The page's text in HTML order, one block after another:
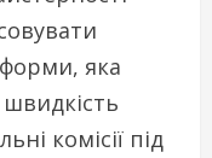
яка
комісії під